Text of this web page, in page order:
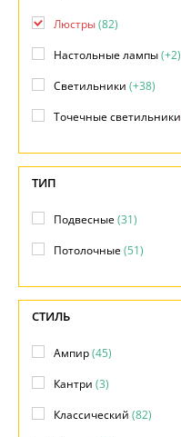
Контакты
Люстры(82)
Настольные лампы(+2)
Светильники (+38)
Точечные светильники
ТИП
Подвесные(31)
Потолочные(51)
СТИЛЬ
Ампир(45)
Кантри (3)
Классический (82)